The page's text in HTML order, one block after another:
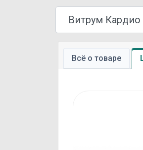
Всё о товаре